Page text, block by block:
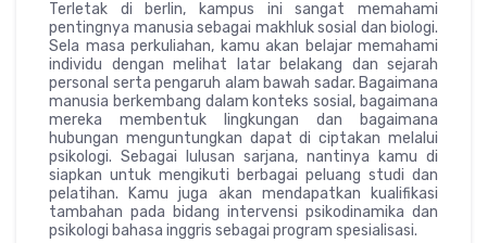
Terletak di berlin, kampus ini sangat memahami
pentingnya manusia sebagai makhluk sosial dan biologi.
Sela masa perkuliahan, kamu akan belajar memahami
individu dengan melihat latar belakang dan sejarah
personal serta pengaruh alam bawah sadar. Bagaimana
manusia berkembang dalam konteks sosial, bagaimana
mereka membentuk lingkungan dan bagaimana
hubungan menguntungkan dapat di ciptakan melalui
psikologi. Sebagai lulusan sarjana, nantinya kamu di
siapkan untuk mengikuti berbagai peluang studi dan
pelatihan. Kamu juga akan mendapatkan kualifikasi
tambahan pada bidang intervensi psikodinamika dan
psikologi bahasa inggris sebagai program spesialisasi.